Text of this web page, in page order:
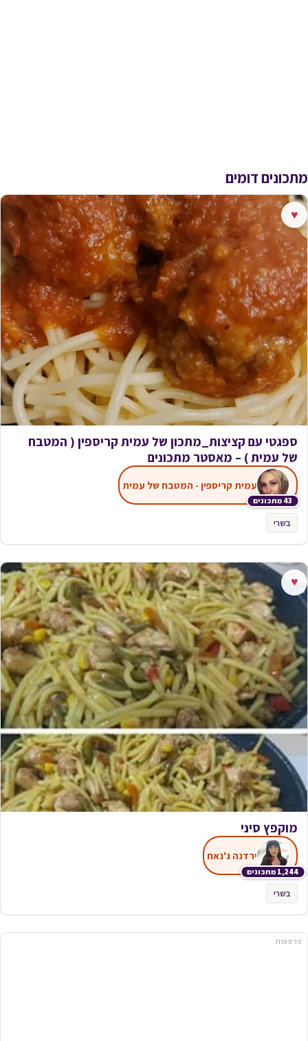
מתכונים דומים
♥
ספגטי עם קציצות_מתכון של עמית קריספין ( המטבח
של עמית ) – מאסטר מתכונים
43 מתכונים
עמית קריספין - המטבח של עמית
בשרי
♥
מוקפץ סיני
1,244 מתכונים
ירדנה ג'נאח
בשרי
פרסומת